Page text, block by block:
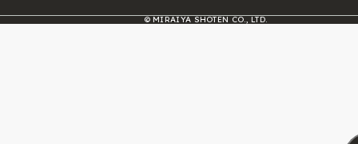
© MIRAIYA SHOTEN CO., LTD.